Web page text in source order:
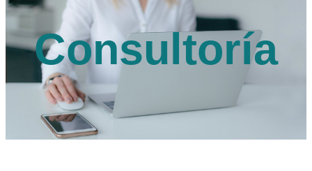
Consultoría